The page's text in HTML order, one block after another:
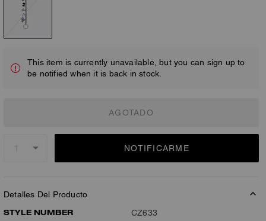
This item is currently unavailable, but you can sign up to
be notified when it is back in stock.
AGOTADO
NOTIFICARME
Detalles Del Producto
STYLE NUMBER
CZ633